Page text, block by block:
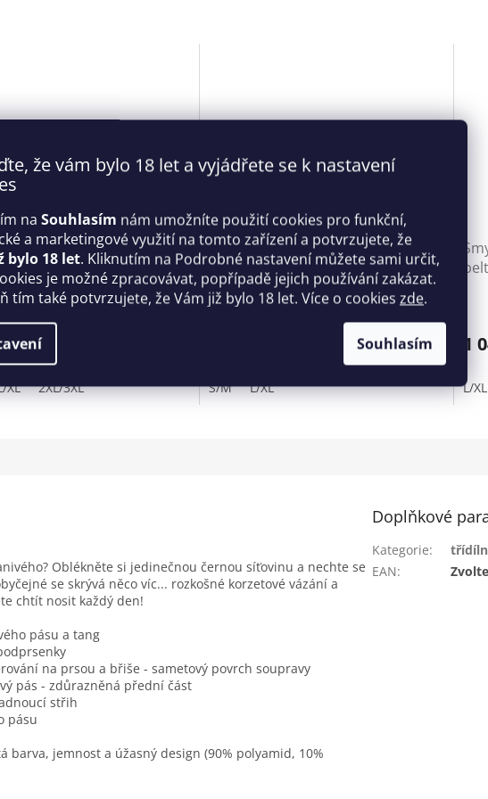
že vám bylo 18 let a vyjádřete se k nastavení
na Souhlasím nám umožníte použití cookies pro funkční,
a marketingové využití na tomto zařízení a potvrzujete, že
bylo 18 let. Kliknutím na Podrobné nastavení můžete sami určit,
je možné zpracovávat, popřípadě jejich používání zakázat.
tím také potvrzujete, že Vám již bylo 18 let. Více o cookies zde.
Souhlasím
svůdný set Lecille černý -
Skladem
Kč
XL 2XL/3XL
Jemná košilka Firella babydoll -
Obsessive
Skladem
DETAIL
S/M L/XL
1
L/XL
Oblékněte si jedinečnou černou síťovinu a nechte se
se skrývá něco víc... rozkošné korzetové vázání a
chtít nosit každý den!
pásu a tang
na prsou a břiše - sametový povrch soupravy
pás - zdůrazněná přední část
střih
pásu
jemnost a úžasný design (90% polyamid, 10%
Doplňkové
Kategorie:
EAN: